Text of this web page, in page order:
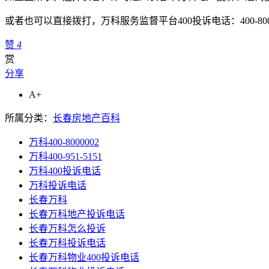
或者也可以直接拨打，万科服务监督平台400投诉电话：400-
赞 4
赏
分享
A+
所属分类： 长春房地产百科
万科400-8000002
万科400-951-5151
万科400投诉电话
万科投诉电话
长春万科
长春万科地产投诉电话
长春万科怎么投诉
长春万科投诉电话
长春万科物业400投诉电话